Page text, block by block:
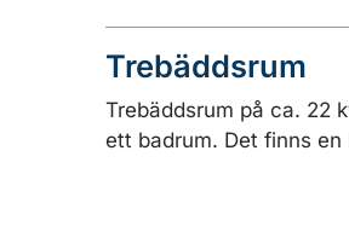
Trebäddsrum
Trebäddsrum på ca. 22
ett badrum. Det finns